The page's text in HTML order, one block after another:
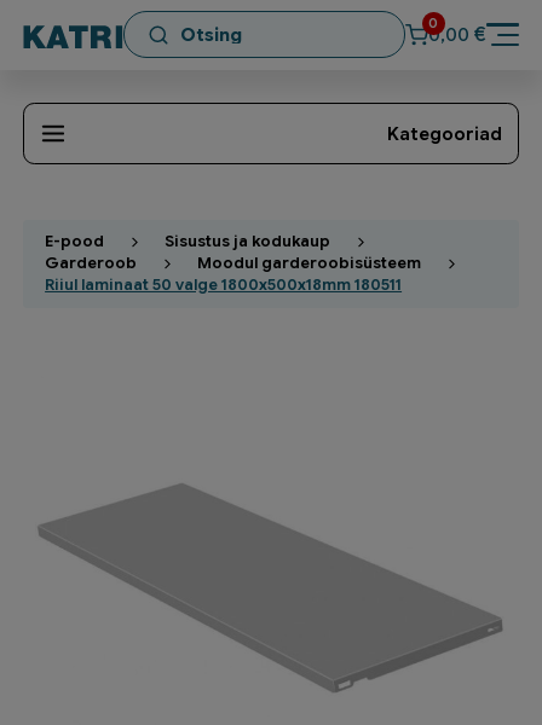
0
0,00 €
Kategooriad
E-pood
Sisustus ja kodukaup
Garderoob
Moodul garderoobisüsteem
Riiul laminaat 50 valge 1800x500x18mm 180511